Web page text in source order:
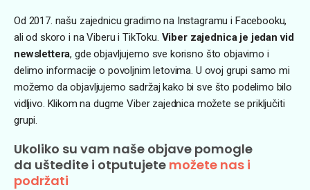
Od 2017. našu zajednicu gradimo na Instagramu i Facebooku,
ali od skoro i na Viberu i TikToku. Viber zajednica je jedan vid
newslettera, gde objavljujemo sve korisno što objavimo i
delimo informacije o povoljnim letovima. U ovoj grupi samo mi
možemo da objavljujemo sadržaj kako bi sve što podelimo bilo
vidljivo. Klikom na dugme Viber zajednica možete se priključiti
grupi.
Ukoliko su vam naše objave pomogle
da uštedite i otputujete možete nas i
podržati